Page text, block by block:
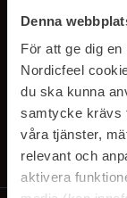
Denna
För att ge dig
Nordicfeel
du ska kunna
samtycke krävs
våra tjänster,
relevant och
aktivera
Ved å abonnere
av når som helst.